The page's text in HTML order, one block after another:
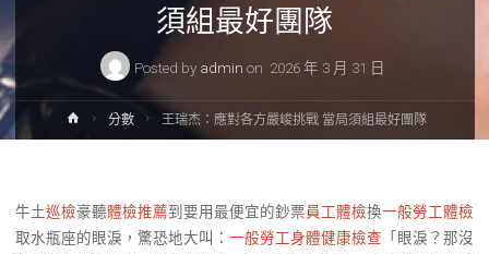
須組最好團隊
Posted by admin on 2026 年 3 月 31 日
Home分數 王瑞杰：應對各方嚴峻挑戰 當局須組最好團隊
牛土巡檢豪聽體檢推薦到要用最便宜的鈔票員工體檢換一般勞工體檢
取水瓶座的眼淚，驚恐地大叫： 一般勞工身體健康檢查 「眼淚？那沒